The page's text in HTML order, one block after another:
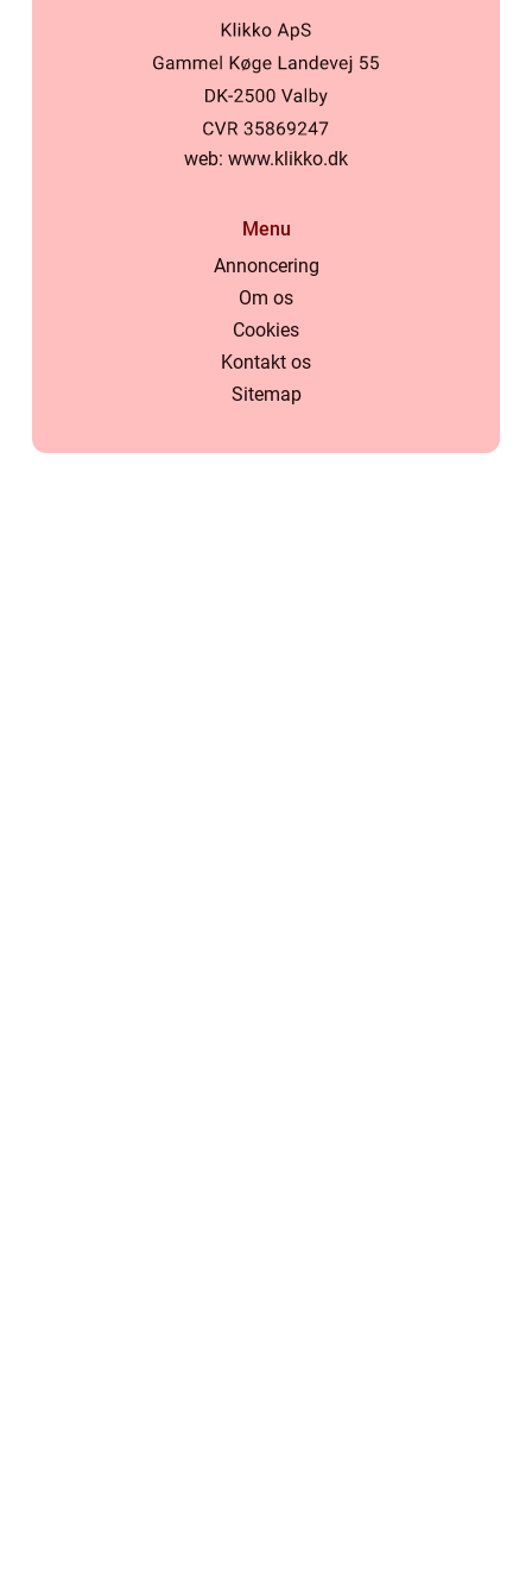
web: www.klikko.dk
Menu
Annoncering
Om os
Cookies
Kontakt os
Sitemap